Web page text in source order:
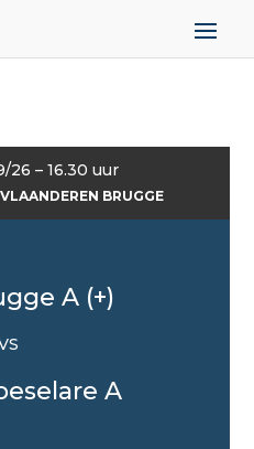
26 – 16.30 uur
BRUGGE
A (+)
A